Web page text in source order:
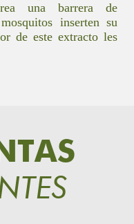
una barrera de
inserten su
de este extracto les